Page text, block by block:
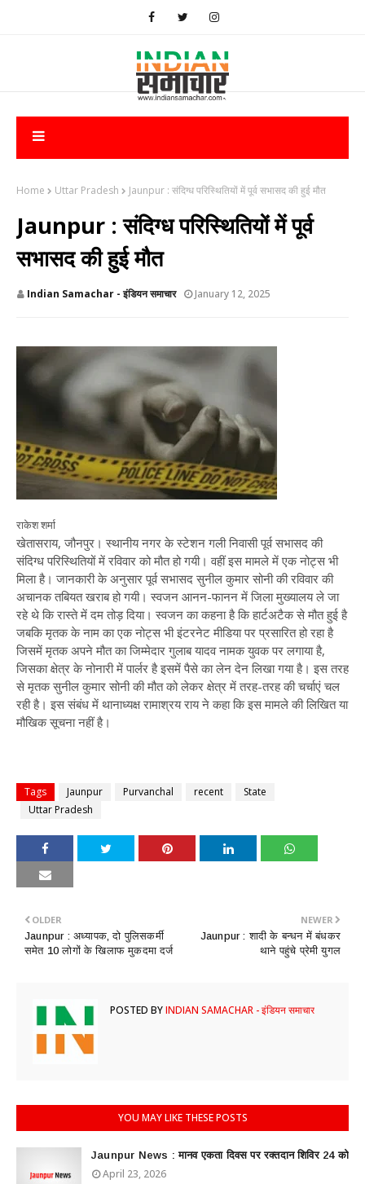
Home Uttar Pradesh Jaunpur : ​संदिग्ध परिस्थितियों में पूर्व सभासद की हुई मौत
Jaunpur : ​संदिग्ध परिस्थितियों में पूर्व
सभासद की हुई मौत
Indian Samachar - इंडियन समाचार January 12, 2025
राकेश शर्मा
खेतासराय, जौनपुर। स्थानीय नगर के स्टेशन गली निवासी पूर्व सभासद की
संदिग्ध परिस्थितियों में रविवार को मौत हो गयी। वहीं इस मामले में एक नोट्स भी
मिला है। जानकारी के अनुसार पूर्व सभासद सुनील कुमार सोनी की रविवार की
अचानक तबियत खराब हो गयी। स्वजन आनन-फानन में जिला मुख्यालय ले जा
रहे थे कि रास्ते में दम तोड़ दिया। स्वजन का कहना है कि हार्टअटैक से मौत हुई है
जबकि मृतक के नाम का एक नोट्स भी इंटरनेट मीडिया पर प्रसारित हो रहा है
जिसमें मृतक अपने मौत का जिम्मेदार गुलाब यादव नामक युवक पर लगाया है,
जिसका क्षेत्र के नोनारी में पार्लर है इसमें पैसे का लेन देन लिखा गया है। इस तरह
से मृतक सुनील कुमार सोनी की मौत को लेकर क्षेत्र में तरह-तरह की चर्चाएं चल
रही है। इस संबंध में थानाध्यक्ष रामाश्रय राय ने कहा कि इस मामले की लिखित या
मौखिक सूचना नहीं है।
Tags Jaunpur Purvanchal recent
State
Uttar Pradesh
NEWER
Jaunpur : शादी के बन्धन में बंधकर
थाने पहुंचे प्रेमी युगल
OLDER
Jaunpur : ​अध्यापक, दो पुलिसकर्मी
समेत 10 लोगों के खिलाफ मुकदमा दर्ज
POSTED BYINDIAN SAMACHAR - इंडियन समाचार
YOU MAY LIKE THESE POSTS
Jaunpur News : ​मानव एकता दिवस पर रक्तदान शिविर 24 को
April 23, 2026